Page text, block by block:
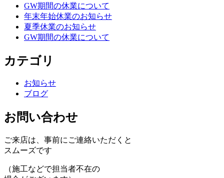
GW期間の休業について
年末年始休業のお知らせ
夏季休業のお知らせ
GW期間の休業について
カテゴリ
お知らせ
ブログ
お問い合わせ
ご来店は、事前にご連絡いただくと
スムーズです
（施工などで担当者不在の